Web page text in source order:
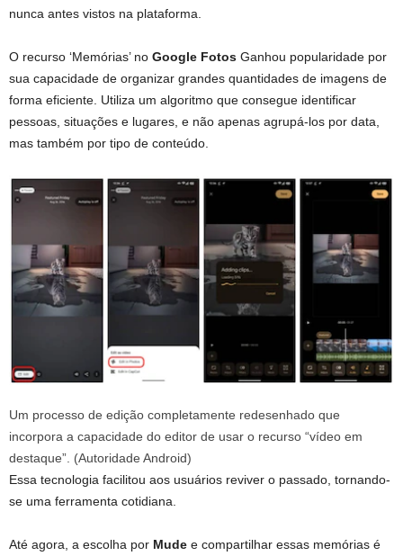
nunca antes vistos na plataforma.
O recurso ‘Memórias’ no Google Fotos Ganhou popularidade por
sua capacidade de organizar grandes quantidades de imagens de
forma eficiente. Utiliza um algoritmo que consegue identificar
pessoas, situações e lugares, e não apenas agrupá-los por data,
mas também por tipo de conteúdo.
Um processo de edição completamente redesenhado que
incorpora a capacidade do editor de usar o recurso “vídeo em
destaque”. (Autoridade Android)
Essa tecnologia facilitou aos usuários reviver o passado, tornando-
se uma ferramenta cotidiana.
Até agora, a escolha por Mude e compartilhar essas memórias é